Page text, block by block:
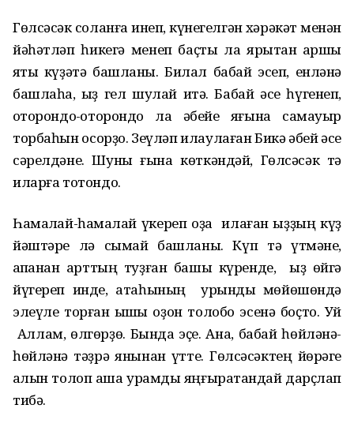
Гөлсәсәк соланға инеп, күнегелгән хәрәкәт менән
йәһәтләп һикегә менеп баҫты ла ярыҡтан ҡаршы
яҡты күҙәтә башланы. Билал бабай эсеп, енләнә
башлаһа, ҡыҙ гел шулай итә. Бабай әсе һүгенеп,
ҡоторондо-ҡоторондо ла әбейе яғына самауыр
торбаһын осорҙо. Зеүләп илаулаған Бикә әбей әсе
сәрелдәне. Шуны ғына көткәндәй, Гөлсәсәк тә
иларға тотондо.
Һамаҡлай-һамаҡлай үкереп оҙаҡ илаған ҡыҙҙың күҙ
йәштәре лә сыҡмай башланы. Күп тә үтмәне,
ҡапҡанан ҡарттың туҙған башы күренде, ҡыҙ өйгә
йүгереп инде, атаһының урындыҡ мөйөшөндә
элеүле торған ҡышҡы оҙон толобо эсенә боҫто. Уй
Аллам, өлгөрҙө. Бында эҫе. Ана, бабай һөйләнә-
һөйләнә тәҙрә янынан үтте. Гөлсәсәктең йөрәге
ҡалын толоп аша урамды яңғыратҡандай дарҫлап
тибә.